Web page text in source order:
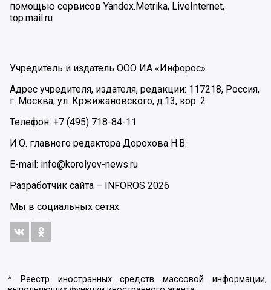
помощью сервисов Yandex.Metrika, LiveInternet,
top.mail.ru
Учредитель и издатель ООО ИА «Инфорос».
Адрес учредителя, издателя, редакции: 117218, Россия,
г. Москва, ул. Кржижановского, д.13, кор. 2
Телефон: +7 (495) 718-84-11
И.О. главного редактора Дорохова Н.В.
E-mail: info@korolyov-news.ru
Разработчик сайта – INFOROS 2026
Мы в социальных сетях:
* Реестр иностранных средств массовой информации,